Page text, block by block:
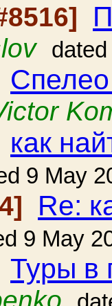
как
9 May
Re:
9 May
Туры